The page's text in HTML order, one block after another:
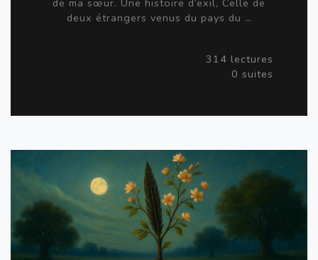
de ma sœur. Une histoire d’exil, Celle de
deux étrangers venus du pays du …
314 lectures
0 suites